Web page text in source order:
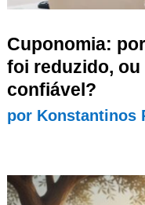
Cuponomia:
foi reduzido,
confiável?
por Konstantinos